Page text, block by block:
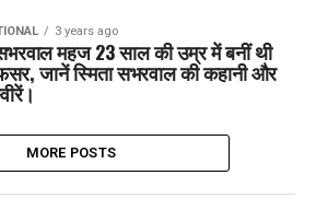
3 years ago
महज 23 साल की उम्र में बनीं थी
जानें स्मिता सभरवाल की कहानी और
MORE POSTS